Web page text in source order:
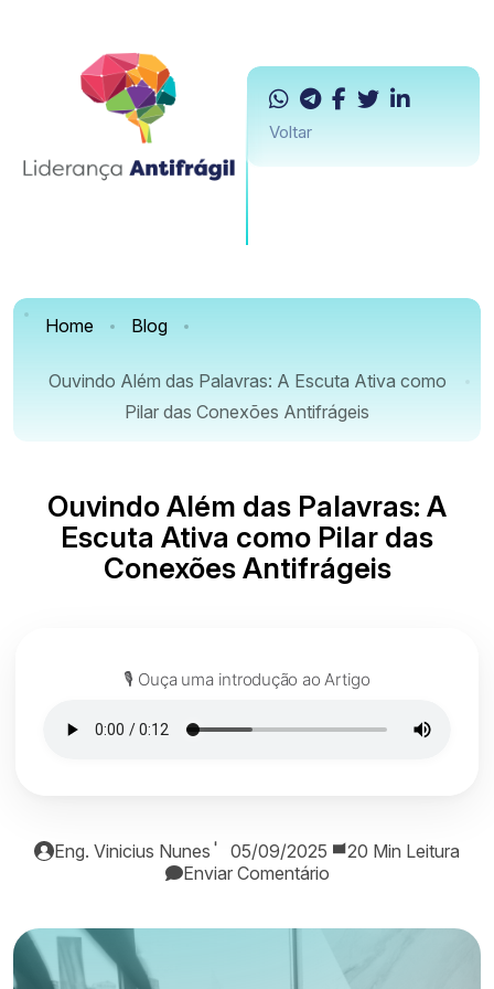
Voltar
Home Blog
Ouvindo Além das Palavras: A Escuta Ativa como
Pilar das Conexões Antifrágeis
Ouvindo Além das Palavras: A
Escuta Ativa como Pilar das
Conexões Antifrágeis
🎙️ Ouça uma introdução ao Artigo
Eng. Vinicius Nunes 05/09/2025
20 Min Leitura
Enviar Comentário